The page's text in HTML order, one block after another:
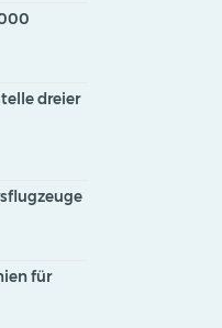
dreier
für